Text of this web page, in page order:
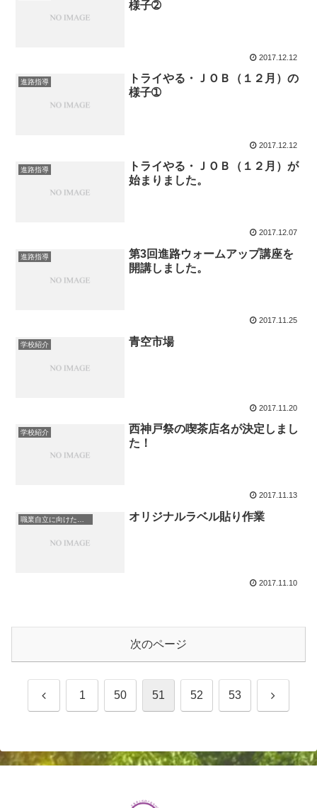
様子➁
2017.12.12
進路指導
トライやる・ＪＯＢ（１２月）の
様子➀
2017.12.12
進路指導
トライやる・ＪＯＢ（１２月）が
始まりました。
2017.12.07
進路指導
第3回進路ウォームアップ講座を
開講しました。
2017.11.25
学校紹介 青空市場
2017.11.20
学校紹介
西神戸祭の喫茶店名が決定しまし
た！
2017.11.13
職業自立に向けた授業 オリジナルラベル貼り作業
2017.11.10
次のページ
前 1 50 51 52 53 次